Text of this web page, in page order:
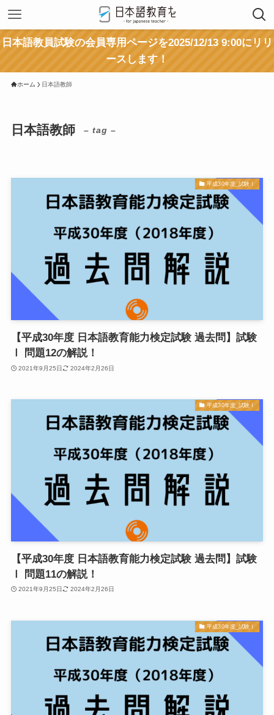
日本語教員試験の会員専用ページを2025/12/13 9:00にリリ
ースします！
ホーム 日本語教師
日本語教師 – tag –
平成30年度_試験Ⅰ
【平成30年度 日本語教育能力検定試験 過去問】試験
Ⅰ 問題12の解説！
2021年9月25日 2024年2月26日
平成30年度_試験Ⅰ
【平成30年度 日本語教育能力検定試験 過去問】試験
Ⅰ 問題11の解説！
2021年9月25日 2024年2月26日
平成30年度_試験Ⅰ